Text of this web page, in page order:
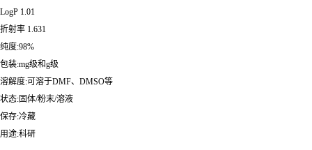
LogP 1.01
折射率 1.631
纯度:98%
包装:mg级和g级
溶解度:可溶于DMF、DMSO等
状态:固体/粉末/溶液
保存:冷藏
用途:科研